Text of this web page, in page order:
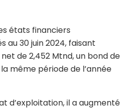
états financiers
au 30 juin 2024, faisant
de 2,452 Mtnd, un bond de
même période de l’année
d’exploitation, il a augmenté